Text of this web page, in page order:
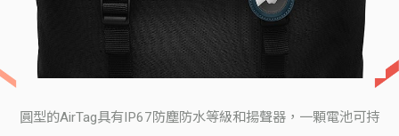
圓型的AirTag具有IP67防塵防水等級和揚聲器，一顆電池可持